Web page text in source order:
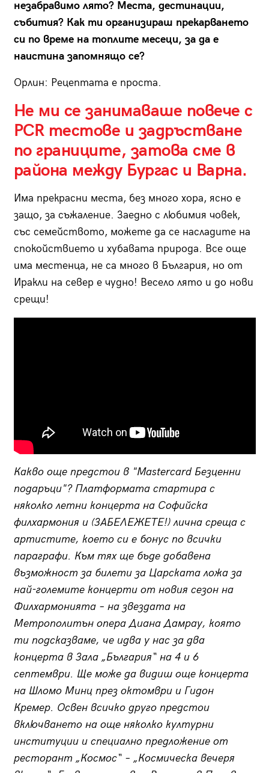
незабравимо лято? Места, дестинации,
събития? Как ти организираш прекарването
си по време на топлите месеци, за да е
наистина запомнящо се?
Орлин: Рецептата е проста.
Не ми се занимаваше повече с
PCR тестове и задръстване
по границите, затова сме в
района между Бургас и Варна.
Има прекрасни места, без много хора, ясно е
защо, за съжаление. Заедно с любимия човек,
със семейството, можете да се насладите на
спокойствието и хубавата природа. Все още
има местенца, не са много в България, но от
Иракли на север е чудно! Весело лято и до нови
срещи!
Какво още предстои в "Mastercard Безценни
подаръци"? Платформата стартира с
няколко летни концерта на Софийска
филхармония и (ЗАБЕЛЕЖЕТЕ!) лична среща с
артистите, което си е бонус по всички
параграфи. Към тях ще бъде добавена
възможност за билети за Царската ложа за
най-големите концерти от новия сезон на
Филхармонията – на звездата на
Метрополитън опера Диана Дамрау, която
ти подсказваме, че идва у нас за два
концерта в Зала „България“ на 4 и 6
септември. Ще може да видиш още концерта
на Шломо Минц през октомври и Гидон
Кремер. Освен всичко друго предстои
включването на още няколко културни
институции и специално предложение от
ресторант „Космос“ – „Космическа вечеря